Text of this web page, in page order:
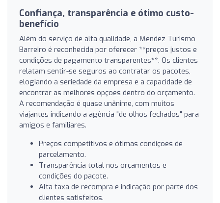
Confiança, transparência e ótimo custo-
benefício
Além do serviço de alta qualidade, a Mendez Turismo
Barreiro é reconhecida por oferecer **preços justos e
condições de pagamento transparentes**. Os clientes
relatam sentir-se seguros ao contratar os pacotes,
elogiando a seriedade da empresa e a capacidade de
encontrar as melhores opções dentro do orçamento.
A recomendação é quase unânime, com muitos
viajantes indicando a agência "de olhos fechados" para
amigos e familiares.
Preços competitivos e ótimas condições de
parcelamento.
Transparência total nos orçamentos e
condições do pacote.
Alta taxa de recompra e indicação por parte dos
clientes satisfeitos.